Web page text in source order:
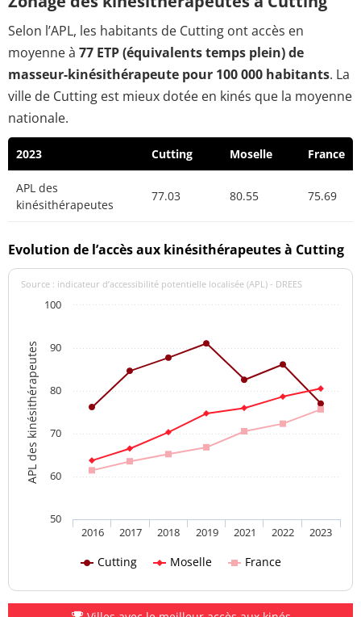
Selon l’APL, les habitants de Cutting ont accès en
moyenne à 77 ETP (équivalents temps plein) de
masseur-kinésithérapeute pour 100 000 habitants. La
ville de Cutting est mieux dotée en kinés que la moyenne
nationale.
2023 Cutting Moselle France
APL des
kinésithérapeutes
77.03 80.55 75.69
Evolution de l’accès aux kinésithérapeutes à Cutting
APL des kinésithérapeutes
Source : indicateur d’accessibilité potentielle localisée (APL) - DREES
Cutting Moselle France
2016 2017 2018 2019 2021 2022 2023
50
60
70
80
90
100